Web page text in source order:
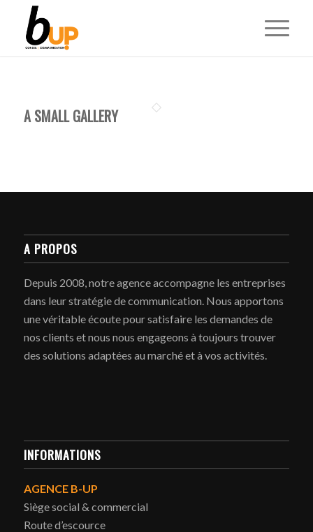
A SMALL GALLERY
A PROPOS
Depuis 2008, notre agence accompagne les entreprises
dans leur stratégie de communication. Nous apportons
une véritable écoute pour satisfaire les demandes de
nos clients et nous nous engageons à toujours trouver
des solutions adaptées au marché et à vos activités.
INFORMATIONS
AGENCE B-UP
Siège social & commercial
Route d’escource